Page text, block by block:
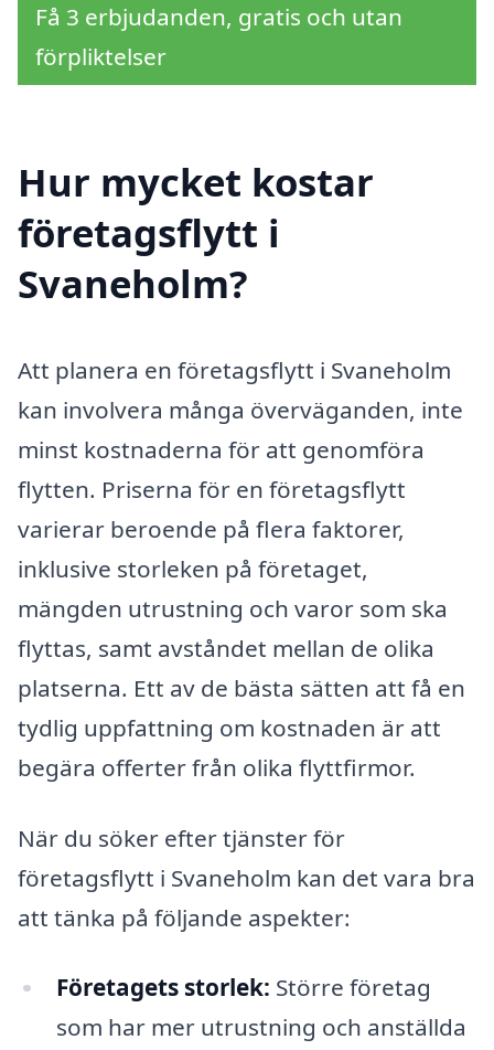
Få 3 erbjudanden, gratis och utan
förpliktelser
Hur mycket kostar
företagsflytt i
Svaneholm?
Att planera en företagsflytt i Svaneholm
kan involvera många överväganden, inte
minst kostnaderna för att genomföra
flytten. Priserna för en företagsflytt
varierar beroende på flera faktorer,
inklusive storleken på företaget,
mängden utrustning och varor som ska
flyttas, samt avståndet mellan de olika
platserna. Ett av de bästa sätten att få en
tydlig uppfattning om kostnaden är att
begära offerter från olika flyttfirmor.
När du söker efter tjänster för
företagsflytt i Svaneholm kan det vara bra
att tänka på följande aspekter:
Företagets storlek: Större företag
som har mer utrustning och anställda